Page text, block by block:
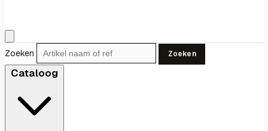
Zoeken Zoeken
Cataloog